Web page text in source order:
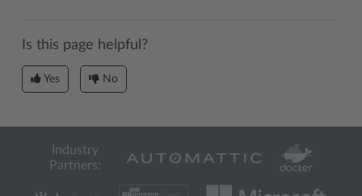
Is this page helpful?
Yes No
Industry
Partners: